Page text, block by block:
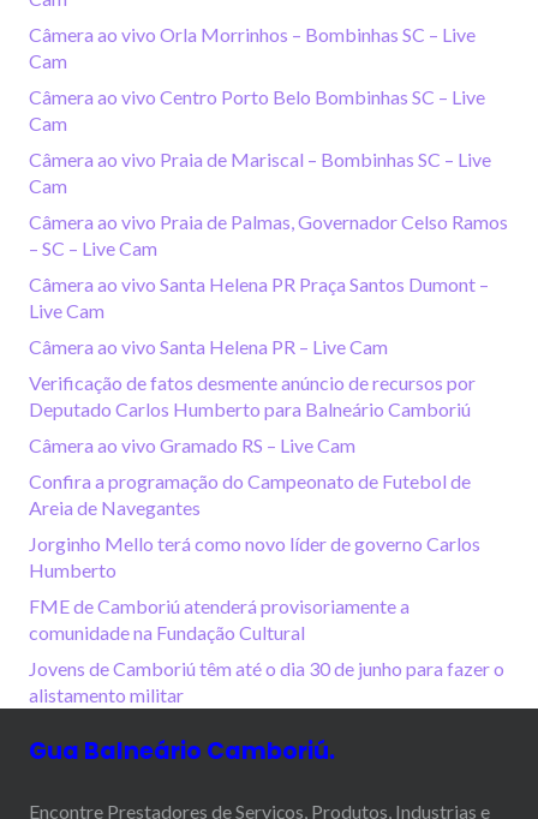
Câmera ao vivo Orla Morrinhos – Bombinhas SC – Live
Cam
Câmera ao vivo Centro Porto Belo Bombinhas SC – Live
Cam
Câmera ao vivo Praia de Mariscal – Bombinhas SC – Live
Cam
Câmera ao vivo Praia de Palmas, Governador Celso Ramos
– SC – Live Cam
Câmera ao vivo Santa Helena PR Praça Santos Dumont –
Live Cam
Câmera ao vivo Santa Helena PR – Live Cam
Verificação de fatos desmente anúncio de recursos por
Deputado Carlos Humberto para Balneário Camboriú
Câmera ao vivo Gramado RS – Live Cam
Confira a programação do Campeonato de Futebol de
Areia de Navegantes
Jorginho Mello terá como novo líder de governo Carlos
Humberto
FME de Camboriú atenderá provisoriamente a
comunidade na Fundação Cultural
Jovens de Camboriú têm até o dia 30 de junho para fazer o
alistamento militar
Gua Balneário Camboriú.
Encontre Prestadores de Serviços, Produtos, Industrias e